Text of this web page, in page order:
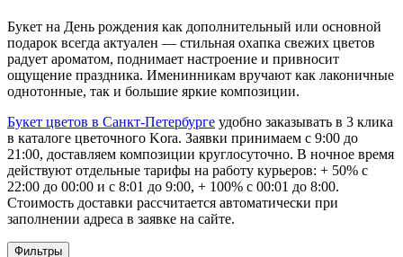
Букет на День рождения как дополнительный или основной
подарок всегда актуален — стильная охапка свежих цветов
радует ароматом, поднимает настроение и привносит
ощущение праздника. Именинникам вручают как лаконичные
однотонные, так и большие яркие композиции.
Букет цветов в Санкт-Петербурге удобно заказывать в 3 клика
в каталоге цветочного Kora. Заявки принимаем с 9:00 до
21:00, доставляем композиции круглосуточно. В ночное время
действуют отдельные тарифы на работу курьеров: + 50% с
22:00 до 00:00 и с 8:01 до 9:00, + 100% с 00:01 до 8:00.
Стоимость доставки рассчитается автоматически при
заполнении адреса в заявке на сайте.
Фильтры